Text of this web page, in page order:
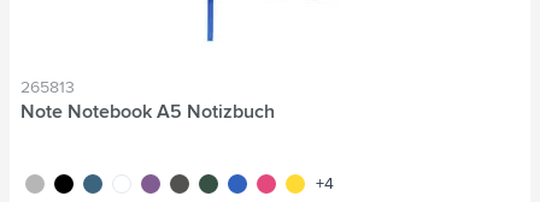
265813
Note Notebook A5 Notizbuch
argenté
noir bleu cobalt
blancpourpre
gris vert bleu rose jaune+4